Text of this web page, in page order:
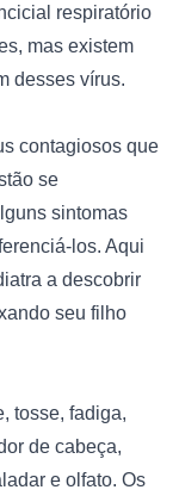
respiratório
mas existem
desses vírus.
contagiosos que
se
sintomas
los. Aqui
a descobrir
seu filho
tosse, fadiga,
de cabeça,
e olfato. Os